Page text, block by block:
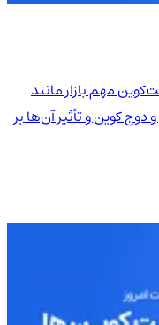
مهم بازار مانند
کوین و تأثیر آن‌ها بر